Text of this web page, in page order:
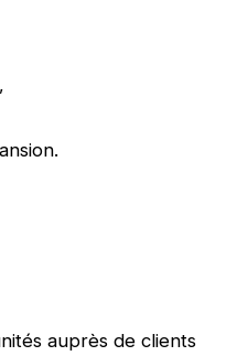
auprès de clients